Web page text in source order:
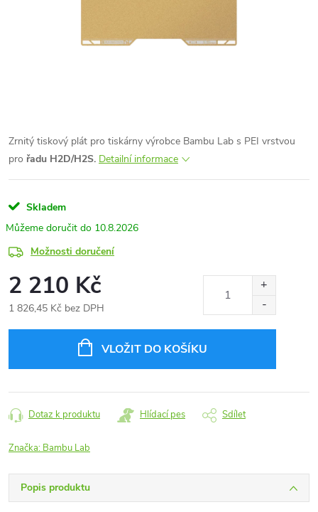
Zrnitý tiskový plát pro tiskárny výrobce Bambu Lab s PEI vrstvou
pro řadu H2D/H2S. Detailní informace
Skladem
10.8.2026
Možnosti doručení
2 210 Kč
1 826,45 Kč bez DPH
VLOŽIT DO KOŠÍKU
Dotaz k produktu Hlídací pes Sdílet
Značka: Bambu Lab
Popis produktu